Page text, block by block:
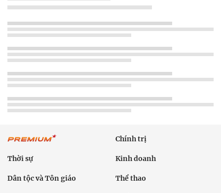
Chính trị
Thời sự Kinh doanh
Dân tộc và Tôn giáo Thể thao